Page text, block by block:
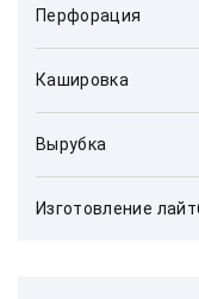
Перфорация
Кашировка
Вырубка
Изготовление